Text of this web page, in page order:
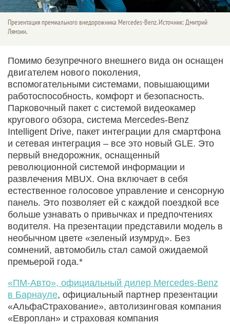
Презентация премиального внедорожника Mercedes-Benz. Источник: Дмитрий
Лямзин.
Помимо безупречного внешнего вида он оснащен
двигателем нового поколения,
вспомогательными системами, повышающими
работоспособность, комфорт и безопасность.
Парковочный пакет с системой видеокамер
кругового обзора, система Mercedes-Benz
Intelligent Drive, пакет интеграции для смартфона
и сетевая интеграция – все это новый GLE. Это
первый внедорожник, оснащенный
революционной системой информации и
развлечения MBUX. Она включает в себя
естественное голосовое управление и сенсорную
панель. Это позволяет ей с каждой поездкой все
больше узнавать о привычках и предпочтениях
водителя. На презентации представили модель в
необычном цвете «зеленый изумруд». Без
сомнений, автомобиль стал самой ожидаемой
премьерой года.*
«ПМ-Авто», официальный дилер Mercedes-Benz
в Барнауле, официальный партнер презентации
«АльфаСтрахование», автолизинговая компания
«Европлан» и страховая компания